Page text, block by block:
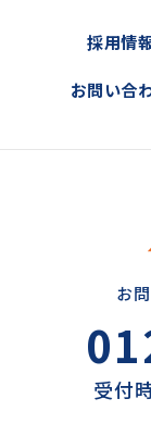
採用情
お問い合
お
受付